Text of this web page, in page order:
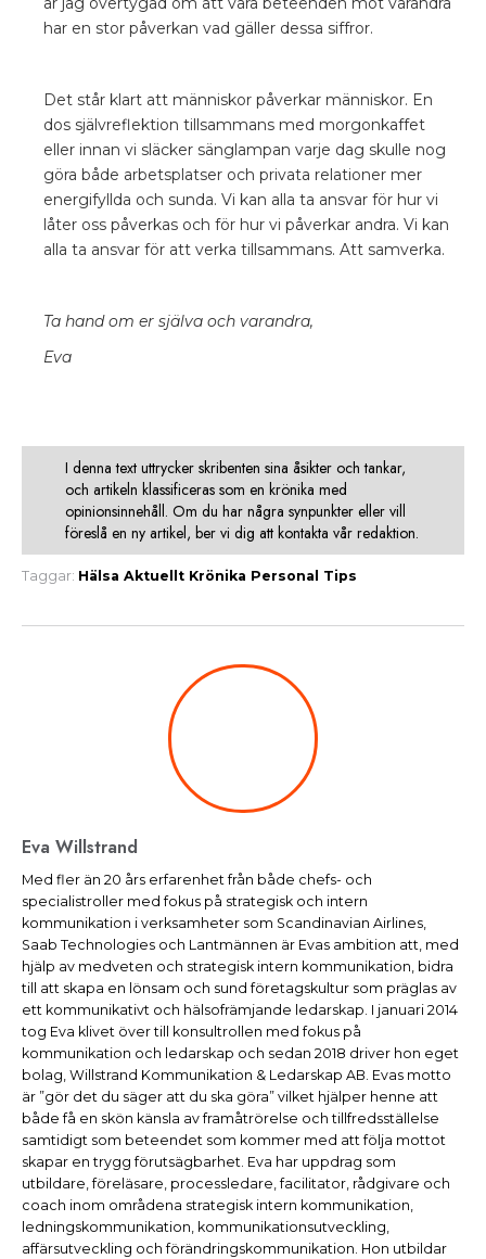
har en stor påverkan vad gäller dessa siffror.
Det står klart att människor påverkar människor. En
dos självreflektion tillsammans med morgonkaffet
eller innan vi släcker sänglampan varje dag skulle nog
göra både arbetsplatser och privata relationer mer
energifyllda och sunda. Vi kan alla ta ansvar för hur vi
låter oss påverkas och för hur vi påverkar andra. Vi kan
alla ta ansvar för att verka tillsammans. Att samverka.
Ta hand om er själva och varandra,
Eva
I denna text uttrycker skribenten sina åsikter och tankar,
och artikeln klassificeras som en krönika med
opinionsinnehåll. Om du har några synpunkter eller vill
föreslå en ny artikel, ber vi dig att kontakta vår redaktion.
Taggar: Hälsa Aktuellt Krönika Personal Tips
Eva Willstrand
Med fler än 20 års erfarenhet från både chefs- och
specialistroller med fokus på strategisk och intern
kommunikation i verksamheter som Scandinavian Airlines,
Saab Technologies och Lantmännen är Evas ambition att, med
hjälp av medveten och strategisk intern kommunikation, bidra
till att skapa en lönsam och sund företagskultur som präglas av
ett kommunikativt och hälsofrämjande ledarskap. I januari 2014
tog Eva klivet över till konsultrollen med fokus på
kommunikation och ledarskap och sedan 2018 driver hon eget
bolag, Willstrand Kommunikation & Ledarskap AB. Evas motto
är ”gör det du säger att du ska göra” vilket hjälper henne att
både få en skön känsla av framåtrörelse och tillfredsställelse
samtidigt som beteendet som kommer med att följa mottot
skapar en trygg förutsägbarhet. Eva har uppdrag som
utbildare, föreläsare, processledare, facilitator, rådgivare och
coach inom områdena strategisk intern kommunikation,
ledningskommunikation, kommunikationsutveckling,
affärsutveckling och förändringskommunikation. Hon utbildar